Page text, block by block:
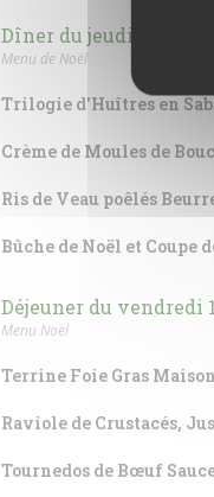
Dîner du jeudi 11
Menu de Noël
Trilogie d'Huîtres en
Crème de Moules de
Ris de Veau poêlés
Bûche de Noël et Coupe
Déjeuner du vendredi
Menu Noël
Terrine Foie Gras
Raviole de Crustacés,
Tournedos de Bœuf